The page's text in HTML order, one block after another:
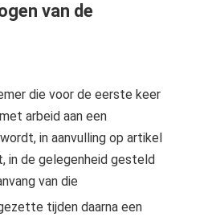
van de
die voor de eerste keer
arbeid aan een
in aanvulling op artikel
in de gelegenheid gesteld
van die
tijden daarna een